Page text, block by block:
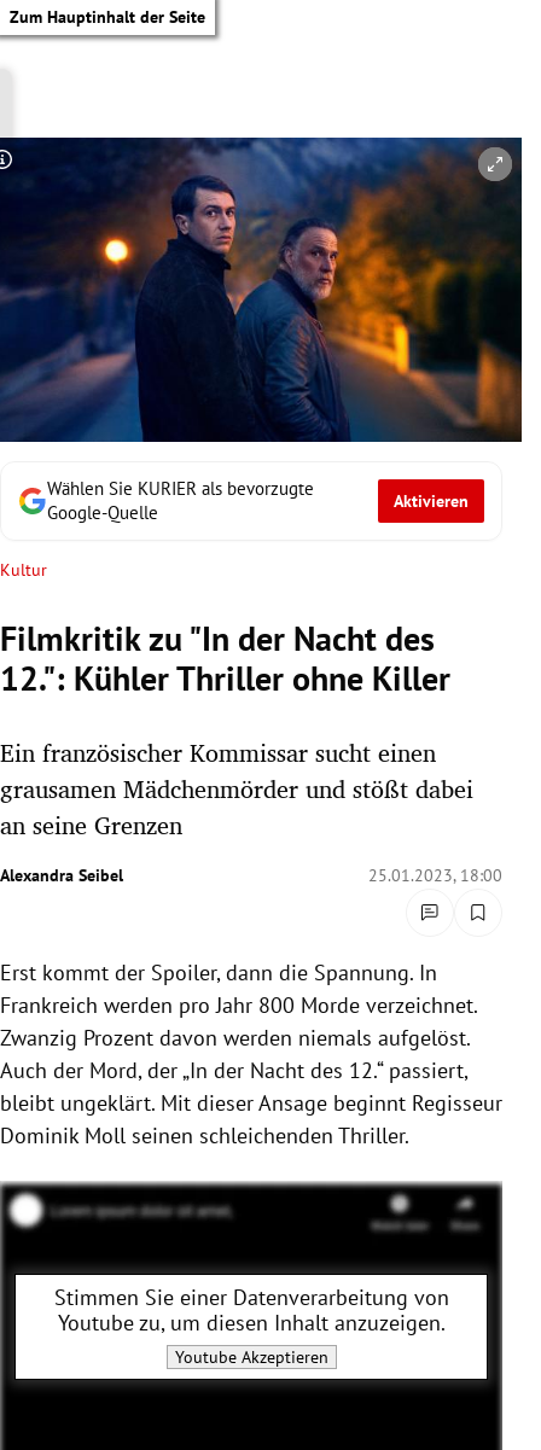
Zum Hauptinhalt der Seite
Untermenü
Untermenü
Untermenü
Untermenü
Untermenü
Untermenü
Untermenü
Untermenü
Wählen Sie KURIER als bevorzugte
Google-Quelle
Aktivieren
Kultur
Filmkritik zu "In der Nacht des
12.": Kühler Thriller ohne Killer
Ein französischer Kommissar sucht einen
grausamen Mädchenmörder und stößt dabei
an seine Grenzen
Alexandra Seibel 25.01.2023, 18:00
Copyright-Hinweis öffnen/schließen
Erst kommt der Spoiler, dann die Spannung. In
Frankreich werden pro Jahr 800 Morde verzeichnet.
Zwanzig Prozent davon werden niemals aufgelöst.
Auch der Mord, der „In der Nacht des 12.“ passiert,
bleibt ungeklärt. Mit dieser Ansage beginnt Regisseur
Dominik Moll seinen schleichenden Thriller.
Stimmen Sie einer Datenverarbeitung von
Youtubezu, um diesen Inhalt anzuzeigen.
YoutubeAkzeptieren